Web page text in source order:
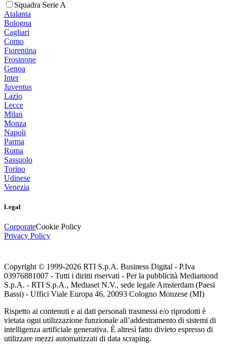
Squadra Serie A
Atalanta
Bologna
Cagliari
Como
Fiorentina
Frosinone
Genoa
Inter
Juventus
Lazio
Lecce
Milan
Monza
Napoli
Parma
Roma
Sassuolo
Torino
Udinese
Venezia
Legal
CorporateCookie Policy
Privacy Policy
Copyright © 1999-2026 RTI S.p.A. Business Digital - P.Iva
03976881007 - Tutti i diritti riservati - Per la pubblicità Mediamond
S.p.A. - RTI S.p.A., Mediaset N.V., sede legale Amsterdam (Paesi
Bassi) - Uffici Viale Europa 46, 20093 Cologno Monzese (MI)
Rispetto ai contenuti e ai dati personali trasmessi e/o riprodotti è
vietata ogni utilizzazione funzionale all’addestramento di sistemi di
intelligenza artificiale generativa. È altresì fatto divieto espresso di
utilizzare mezzi automatizzati di data scraping.